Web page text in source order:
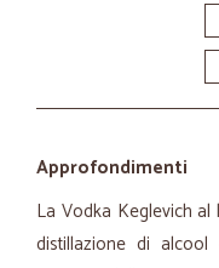
Approfondimenti
La Vodka Keglevich
distillazione di